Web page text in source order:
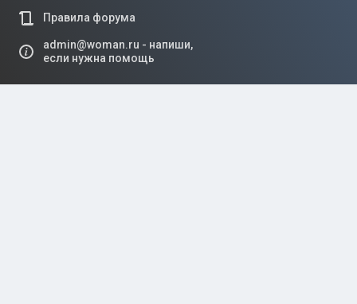
Правила форума
admin@woman.ru - напиши,
если нужна помощь